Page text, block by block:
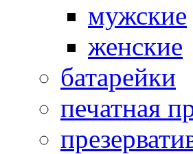
мужские
женские
батарейки
печатная